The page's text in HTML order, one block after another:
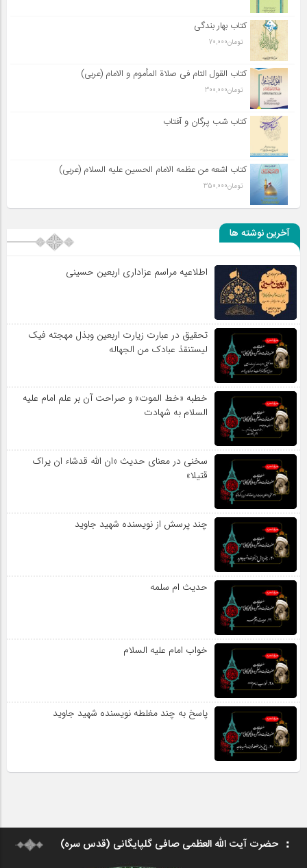
کتاب بهار بندگی
تومان70,000
کتاب القول التام فی صلاة المأموم و الامام (عربی)
تومان300,000
کتاب شب پرگان و آفتاب
کتاب اشعه من عظمه الامام الحسین علیه السلام (عربی)
تومان350,000
آخرین نوشته ها
اطلاعیه مراسم عزاداری اربعین حسینی
تحقیق در عبارت زیارت اربعین وبذل مهجته فیک
لیستنقذ عبادک من الجهاله
خطبه «خط الموت» و صراحت آن بر علم امام علیه
السلام به شهادت
سخنی در معنای حدیث «ان الله قدشاء ان یراک
قتیلا»
چند پرسش از نویسنده شهید جاوید
حدیث ام سلمه
خواب امام علیه السلام
پاسخ به چند مغلطه نویسنده شهید جاوید
حضرت آیت الله العظمی صافی گلپایگانی (قدس سره)